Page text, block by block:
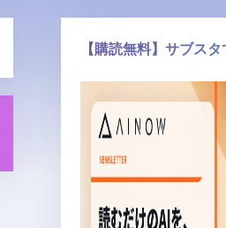
【購読無料】サブスタ